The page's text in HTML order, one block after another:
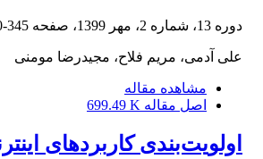
دوره 13، شماره 2، مهر 1399، صفحه 345-370
علی آدمی، مریم فلاح، مجیدرضا مومنی
مشاهده مقاله
اصل مقاله 699.49 K
اولویت‌بندی کاربردهای